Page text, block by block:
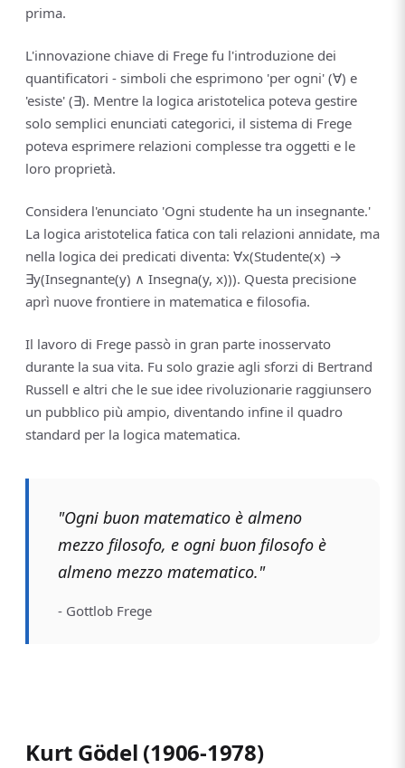
prima.
L'innovazione chiave di Frege fu l'introduzione dei
quantificatori - simboli che esprimono 'per ogni' (∀) e
'esiste' (∃). Mentre la logica aristotelica poteva gestire
solo semplici enunciati categorici, il sistema di Frege
poteva esprimere relazioni complesse tra oggetti e le
loro proprietà.
Considera l'enunciato 'Ogni studente ha un insegnante.'
La logica aristotelica fatica con tali relazioni annidate, ma
nella logica dei predicati diventa: ∀x(Studente(x) →
∃y(Insegnante(y) ∧ Insegna(y, x))). Questa precisione
aprì nuove frontiere in matematica e filosofia.
Il lavoro di Frege passò in gran parte inosservato
durante la sua vita. Fu solo grazie agli sforzi di Bertrand
Russell e altri che le sue idee rivoluzionarie raggiunsero
un pubblico più ampio, diventando infine il quadro
standard per la logica matematica.
"Ogni buon matematico è almeno
mezzo filosofo, e ogni buon filosofo è
almeno mezzo matematico."
- Gottlob Frege
Kurt Gödel (1906-1978)